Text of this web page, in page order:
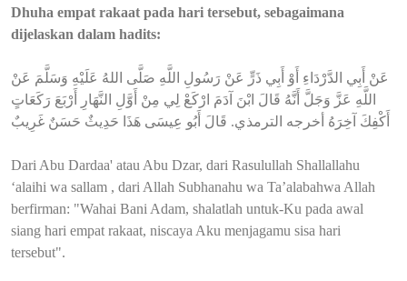
Dhuha empat rakaat pada hari tersebut, sebagaimana
dijelaskan dalam hadits:
عَنْ أَبِي الدَّرْدَاءِ أَوْ أَبِي ذَرٍّ عَنْ رَسُولِ اللَّهِ صَلَّى اللهُ عَلَيْهِ وَسَلَّمَ عَنْ
اللَّهِ عَزَّ وَجَلَّ أَنَّهُ قَالَ ابْنَ آدَمَ ارْكَعْ لِي مِنْ أَوَّلِ النَّهَارِ أَرْبَعَ رَكَعَاتٍ
أَكْفِكَ آخِرَهُ أخرجه الترمذي. قَالَ أَبُو عِيسَى هَذَا حَدِيثٌ حَسَنٌ غَرِيبٌ
Dari Abu Dardaa' atau Abu Dzar, dari Rasulullah Shallallahu
‘alaihi wa sallam , dari Allah Subhanahu wa Ta’alabahwa Allah
berfirman: "Wahai Bani Adam, shalatlah untuk-Ku pada awal
siang hari empat rakaat, niscaya Aku menjagamu sisa hari
tersebut".